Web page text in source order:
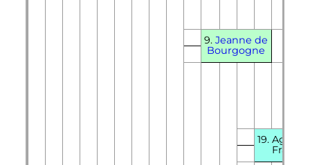
9.Jeanne de
Bourgogne
19. Agnès
France